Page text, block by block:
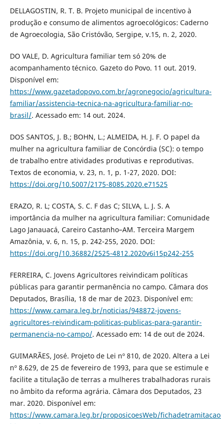
DELLAGOSTIN, R. T. B. Projeto municipal de incentivo à
produção e consumo de alimentos agroecológicos: Caderno
de Agroecologia, São Cristóvão, Sergipe, v.15, n. 2, 2020.
DO VALE, D. Agricultura familiar tem só 20% de
acompanhamento técnico. Gazeto do Povo. 11 out. 2019.
Disponível em:
https://www.gazetadopovo.com.br/agronegocio/agricultura-
familiar/assistencia-tecnica-na-agricultura-familiar-no-
brasil/. Acessado em: 14 out. 2024.
DOS SANTOS, J. B.; BOHN, L.; ALMEIDA, H. J. F. O papel da
mulher na agricultura familiar de Concórdia (SC): o tempo
de trabalho entre atividades produtivas e reprodutivas.
Textos de economia, v. 23, n. 1, p. 1-27, 2020. DOI:
https://doi.org/10.5007/2175-8085.2020.e71525
ERAZO, R. L; COSTA, S. C. F das C; SILVA, L. J. S. A
importância da mulher na agricultura familiar: Comunidade
Lago Janauacá, Careiro Castanho–AM. Terceira Margem
Amazônia, v. 6, n. 15, p. 242-255, 2020. DOI:
https://doi.org/10.36882/2525-4812.2020v6i15p242-255
FERREIRA, C. Jovens Agricultores reivindicam políticas
públicas para garantir permanência no campo. Câmara dos
Deputados, Brasília, 18 de mar de 2023. Disponível em:
https://www.camara.leg.br/noticias/948872-jovens-
agricultores-reivindicam-politicas-publicas-para-garantir-
permanencia-no-campo/. Acessado em: 14 de out de 2024.
GUIMARÃES, José. Projeto de Lei nº 810, de 2020. Altera a Lei
nº 8.629, de 25 de fevereiro de 1993, para que se estimule e
facilite a titulação de terras a mulheres trabalhadoras rurais
no âmbito da reforma agrária. Câmara dos Deputados, 23
mar. 2020. Disponível em:
https://www.camara.leg.br/proposicoesWeb/